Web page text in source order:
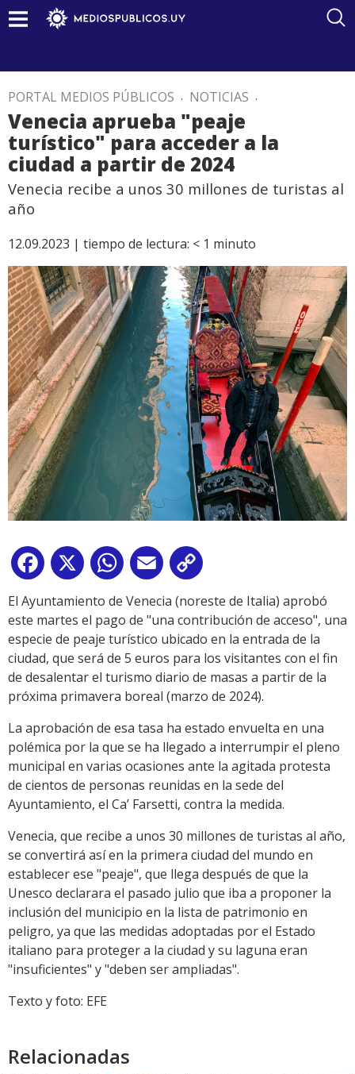
PORTAL MEDIOS PÚBLICOS . NOTICIAS .
Venecia aprueba "peaje
turístico" para acceder a la
ciudad a partir de 2024
Venecia recibe a unos 30 millones de turistas al
año
12.09.2023 | tiempo de lectura: < 1 minuto
Facebook
X WhatsApp
Email
Link
El Ayuntamiento de Venecia (noreste de Italia) aprobó
este martes el pago de "una contribución de acceso", una
especie de peaje turístico ubicado en la entrada de la
ciudad, que será de 5 euros para los visitantes con el fin
de desalentar el turismo diario de masas a partir de la
próxima primavera boreal (marzo de 2024).
La aprobación de esa tasa ha estado envuelta en una
polémica por la que se ha llegado a interrumpir el pleno
municipal en varias ocasiones ante la agitada protesta
de cientos de personas reunidas en la sede del
Ayuntamiento, el Ca’ Farsetti, contra la medida.
Venecia, que recibe a unos 30 millones de turistas al año,
se convertirá así en la primera ciudad del mundo en
establecer ese "peaje", que llega después de que la
Unesco declarara el pasado julio que iba a proponer la
inclusión del municipio en la lista de patrimonio en
peligro, ya que las medidas adoptadas por el Estado
italiano para proteger a la ciudad y su laguna eran
"insuficientes" y "deben ser ampliadas".
Texto y foto: EFE
Relacionadas